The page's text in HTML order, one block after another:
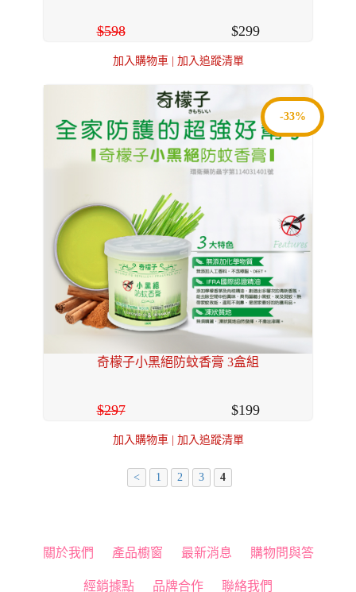
598 299
加入購物車 | 加入追蹤清單
-33%
奇檬子小黑絕防蚊香膏 3盒組
297 199
加入購物車 | 加入追蹤清單
< 1 2 3 4
關於我們 產品櫥窗 最新消息 購物問與答
經銷據點 品牌合作 聯絡我們